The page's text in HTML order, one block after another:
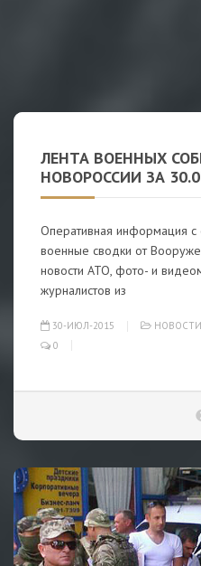
ЛЕНТА ВОЕННЫХ
НОВОРОССИИ ЗА
Оперативная информация
военные сводки от
новости АТО, фото- и
журналистов из
30-ИЮЛ-2015 НОВОСТИ
0